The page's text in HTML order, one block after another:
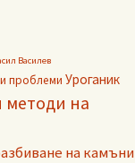
Василев
проблеми Уроганик
методи на
на камъни